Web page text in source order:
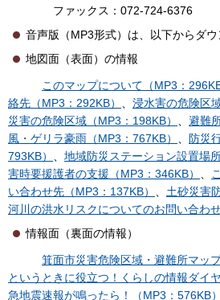
ファックス：072-724-6376
音声版（MP3形式）は、以下からダウ
地図面（表面）の情報
このマップについて（MP3：296KB
絡先（MP3：292KB）
浸水害の危険区
災害の危険区域（MP3：198KB）
避難
風・ゲリラ豪雨（MP3：767KB）
防災
793KB）
地域防災ステーション設置場
害時要援護者の支援（MP3：346KB）
い合わせ先（MP3：137KB）
土砂災害
河川の洪水リスクについてのお問い合わ
情報面（裏面の情報）
箕面市災害危険区域・避難所マッ
というときに役立つ！くらしの情報ダイ
急地震速報が鳴ったら！（MP3：576KB）